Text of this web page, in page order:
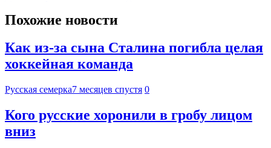
Похожие новости
Как из-за сына Сталина погибла целая
хоккейная команда
Русская семерка7 месяцев спустя 0
Кого русские хоронили в гробу лицом
вниз